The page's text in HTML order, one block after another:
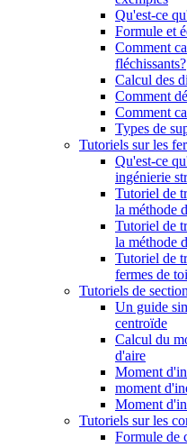
Qu'est-ce
Formule et
Comment
fléchissants?
Calcul des
Comment
Comment
Types de
Tutoriels sur les
Qu'est-ce
ingénierie
Tutoriel de
la méthode
Tutoriel de
la méthode
Tutoriel de
fermes de
Tutoriels de
Un guide
centroïde
Calcul du
d'aire
Moment
moment
Moment
Tutoriels sur les
Formule de